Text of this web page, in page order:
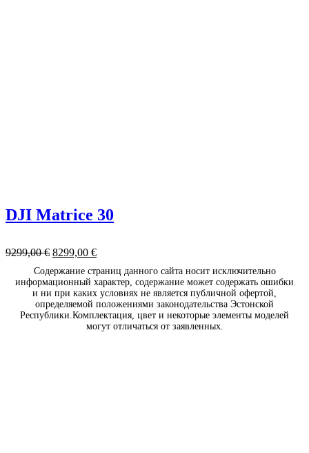
DJI Matrice 30
9299,00€ 8299,00 €
Содержание страниц данного сайта носит исключительно
информационный характер, содержание может содержать ошибки
и ни при каких условиях не является публичной офертой,
определяемой положениями законодательства Эстонской
Республики.Комплектация, цвет и некоторые элементы моделей
могут отличаться от заявленных.